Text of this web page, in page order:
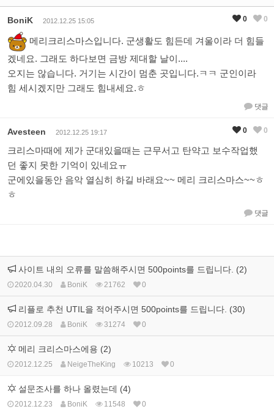
BoniK 2012.12.25 15:05
메리크리스마스입니다. 군생활도 힘든데 겨울이라 더 힘들
겠네요. 그래도 하다보면 금방 제대할 날이....
오지는 않습니다. 거기는 시간이 멈춘 곳입니다.ㅋㅋ 군인이라
힘 세시겠지만 그래도 힘내세요.ㅎ
댓글
0 0
Avesteen 2012.12.25 19:17
크리스마때에 제가 군대있을때는 근무서고 탄약고 보수작업했
던 좋지 못한 기억이 있네요ㅠ
군에있을동안 음악 열심히 하길 바래요~~ 메리 크리스마스~~ㅎ
ㅎ
댓글
0 0
사이트 내의 오류를 말씀해주시면 500points를 드립니다. (2)
2020.04.30 BoniK 21762 0
리플로 추천 UTIL을 적어주시면 500points를 드립니다. (30)
2012.09.28 BoniK 31274 0
메리 크리스마스에용 (2)
2012.12.25 NeigeTheKing 10213 0
설문조사를 하나 올렸는데 (4)
2012.12.23 BoniK 11548 0